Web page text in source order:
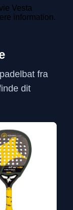
Vesta
information.
fra
dit